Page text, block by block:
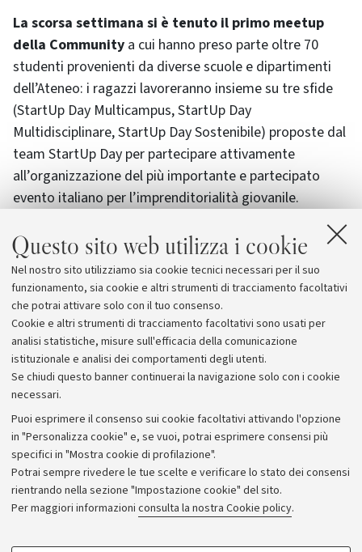
Questo sito web utilizza i cookie
Nel nostro sito utilizziamo sia cookie tecnici necessari per il suo
funzionamento, sia cookie e altri strumenti di tracciamento facoltativi
che potrai attivare solo con il tuo consenso.
Cookie e altri strumenti di tracciamento facoltativi sono usati per
analisi statistiche, misure sull'efficacia della comunicazione
istituzionale e analisi dei comportamenti degli utenti.
Se chiudi questo banner continuerai la navigazione solo con i cookie
necessari.
Puoi esprimere il consenso sui cookie facoltativi attivando l'opzione
in "Personalizza cookie" e, se vuoi, potrai esprimere consensi più
specifici in "Mostra cookie di profilazione".
Potrai sempre rivedere le tue scelte e verificare lo stato dei consensi
rientrando nella sezione "Impostazione cookie" del sito.
Per maggiori informazioni consulta la nostra Cookie policy.
La scorsa settimana si è tenuto il primo meetup
della Community a cui hanno preso parte oltre 70
studenti provenienti da diverse scuole e dipartimenti
dell’Ateneo: i ragazzi lavoreranno insieme su tre sfide
(StartUp Day Multicampus, StartUp Day
Multidisciplinare, StartUp Day Sostenibile) proposte dal
team StartUp Day per partecipare attivamente
all’organizzazione del più importante e partecipato
evento italiano per l’imprenditorialità giovanile.
Per partecipare allo StartUp Day è ancora possibile
iscriversi all'evento come Partner, Supporter o Startup o
proponendo un talk formativo. Per informazioni è
possibile scrivere astartupday@unibo.it
Archivio
Comunicati stampa
Redazione
Rassegna stampa